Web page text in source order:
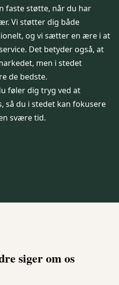
faste støtte, når du har
Vi støtter dig både
og vi sætter en ære i at
Det betyder også, at
men i stedet
de bedste.
føler dig tryg ved at
så du i stedet kan fokusere
svære tid.
siger om os